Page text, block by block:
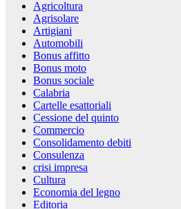
Agricoltura
Agrisolare
Artigiani
Automobili
Bonus affitto
Bonus moto
Bonus sociale
Calabria
Cartelle esattoriali
Cessione del quinto
Commercio
Consolidamento debiti
Consulenza
crisi impresa
Cultura
Economia del legno
Editoria